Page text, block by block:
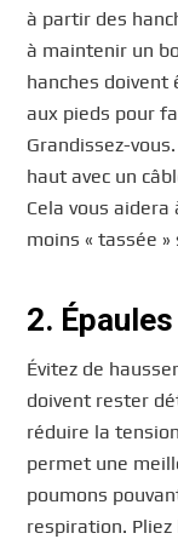
à partir des
à maintenir un
hanches
aux pieds pour
Grandissez-
haut avec un
Cela vous
moins « tassée »
2.
Évitez de
doivent rester
réduire la
permet une
poumons
respiration. Pliez